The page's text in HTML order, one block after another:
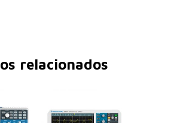
relacionados